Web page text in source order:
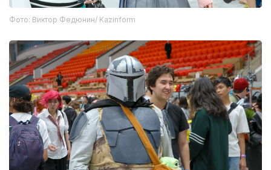
Фото: Виктор Федюнин/ Kazinform